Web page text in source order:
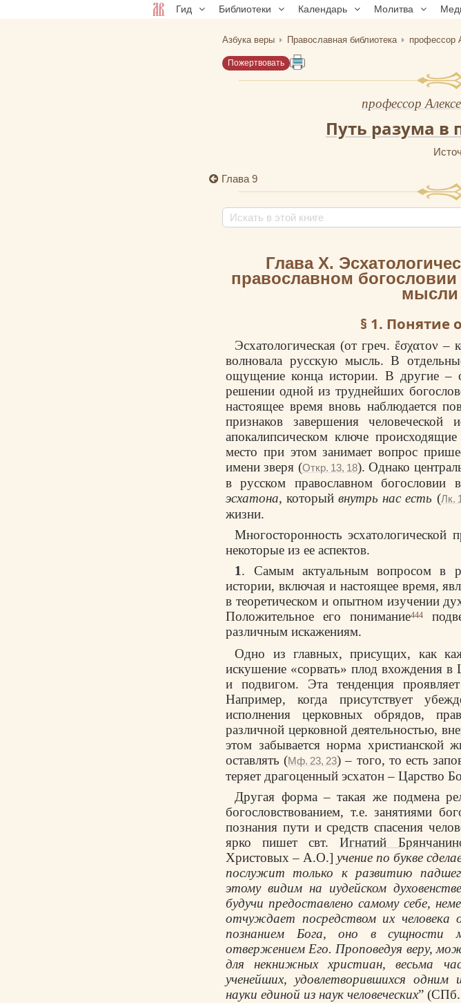
Гид Библиотеки Календарь Молитва
Азбука веры Православная библиотека профессор
Пожертвовать
профессор
Путь разума в
Глава 9
Глава X.
православном
мысли
§ 1. Понятие
Эсхатологическая (от греч. ἔσχατον –
волновала русскую мысль. В
ощущение конца истории. В другие–
решении одной из труднейших
настоящее время вновь наблюдается
признаков завершения
апокалипсическом ключе
место при этом занимает вопрос
имени зверя (Откр. 13, 18). Однако
в русском православном богословии
эсхатона, которыйвнутрь нас есть (Лк.
жизни.
Многосторонность эсхатологической
некоторые из ее аспектов.
1. Самым актуальным вопросом в
истории, включая и настоящее время,
в теоретическом и опытном изучении
Положительное его понимание444
различным искажениям.
Одно из главных, присущих, как
искушение «сорвать» плод вхождения
и подвигом. Эта тенденция
Например, когда присутствует
исполнения церковных обрядов,
различной церковной деятельностью,
этом забывается норма
оставлять (Мф. 23, 23) – того, то есть
теряет драгоценный эсхатон – Царство
Другая форма – такая же подмена
богословствованием, т.е. занятиями
познания пути и средств спасения
ярко пишет свт.Игнатий
Христовых – А.О.] учение по букве
послужит только к развитию
этому видим на иудейском
будучи предоставлено самому себе,
отчуждает посредством их
познанием Бога, оно в сущности
отвержением Его. Проповедуя веру,
для некнижных христиан, весьма
ученейших, удовлетворившихся
науки единой из наук чело­веческих” (СПб.